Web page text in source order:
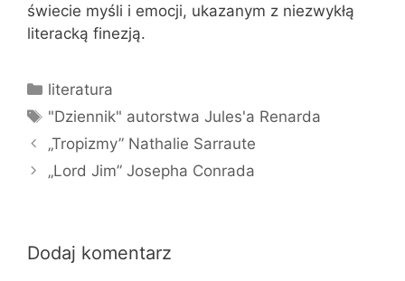
świecie myśli i emocji, ukazanym z niezwykłą
literacką finezją.
Kategorie
literatura
Tagi
"Dziennik" autorstwa Jules'a Renarda
„Tropizmy” Nathalie Sarraute
„Lord Jim” Josepha Conrada
Dodaj komentarz